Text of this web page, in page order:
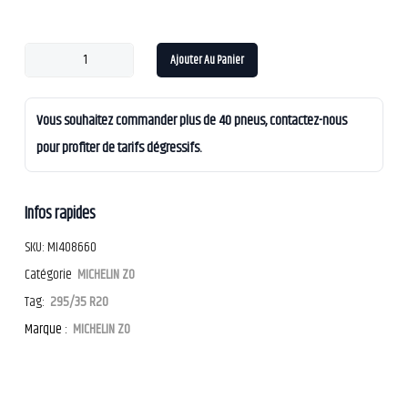
Ajouter Au Panier
Vous souhaitez commander plus de 40 pneus, contactez-nous
pour profiter de tarifs dégressifs.
Infos rapides
SKU:MI408660
Catégorie MICHELIN ZO
Tag: 295/35 R20
Marque : MICHELIN ZO